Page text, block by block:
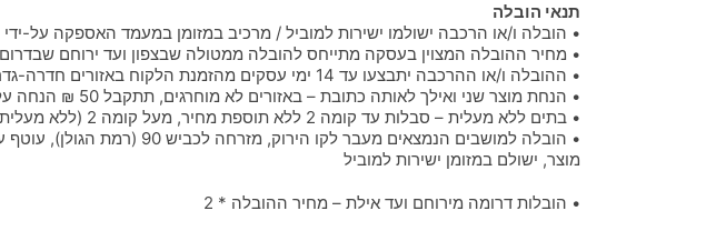
תנאי הובלה
• הובלה ו/או הרכבה ישולמו ישירות למוביל / מרכיב במזומן במעמד האספקה על-
• מחיר ההובלה המצוין בעסקה מתייחס להובלה ממטולה שבצפון ועד ירוחם שבדרום (הובלות לאזור כביש 90
• ההובלה ו/או ההרכבה יתבצעו עד 14 ימי עסקים מהזמנת הלקוח באזורים חדרה-גדרה, מעבר לאזורים אלו יתכן עיכוב של עד 10 ימי עסקים נוספים
• הנחת מוצר שני ואילך לאותה כתובת – באזורים לא מוחרגים, תתקבל 50 ₪ הנחה על מחיר ההובלה של המוצר השני ואילך לאותה הכתובת
• בתים ללא מעלית – סבלות עד קומה 2 ללא תוספת מחיר, מעל קומה 2 (ללא מעלית) תוספת 50 ₪ עבור כל דגם וכל קומה (או חלק ממנה), ישולם ישירות לסבל
מוצר, ישולם במזומן ישירות למוביל
• הובלות דרומה מירוחם ועד אילת – מחיר ההובלה * 2